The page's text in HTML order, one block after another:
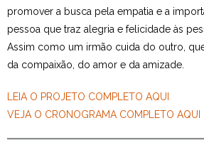
promover a busca pela empatia e a
pessoa que traz alegria e felicidade às
Assim como um irmão cuida do outro,
da compaixão, do amor e da amizade.
LEIA O PROJETO COMPLETO AQUI
VEJA O CRONOGRAMA COMPLETO AQUI